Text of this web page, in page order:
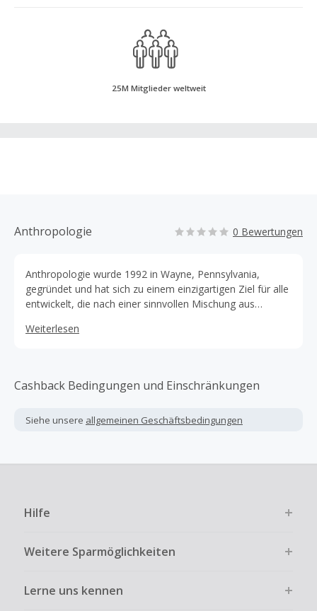
25M Mitglieder weltweit
Anthropologie 0 Bewertungen
Anthropologie wurde 1992 in Wayne, Pennsylvania,
gegründet und hat sich zu einem einzigartigen Ziel für alle
entwickelt, die nach einer sinnvollen Mischung aus
Innendekorationen suchen, um ihren persönlichen Stil
Weiterlesen
Cashback Bedingungen und Einschränkungen
Siehe unsere allgemeinen Geschäftsbedingungen
Hilfe
Weitere Sparmöglichkeiten
Lerne uns kennen